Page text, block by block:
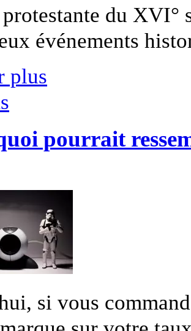
du XVI°
événements
plus
pourrait
si vous